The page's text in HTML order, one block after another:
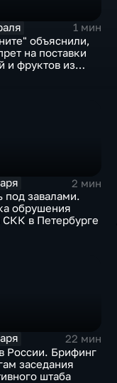
1 мин
объяснили,
на поставки
и фруктов из
2 мин
под завалами.
обрушения
в Петербурге
22 мин
России. Брифинг
заседания
штаба